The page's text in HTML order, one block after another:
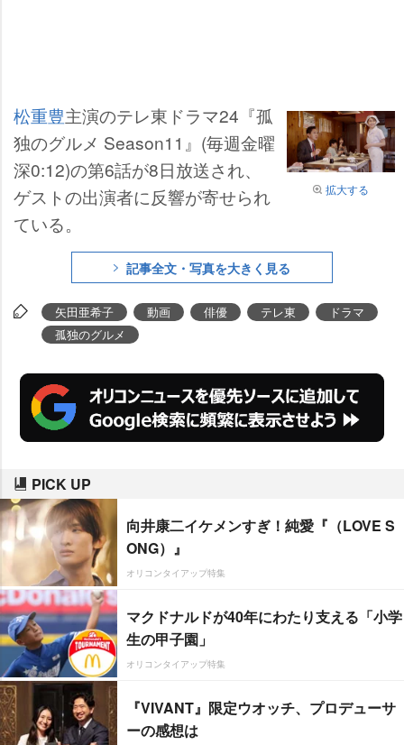
拡大する
松重豊主演のテレ東ドラマ24『孤
独のグルメ Season11』(毎週金曜
深0:12)の第6話が8日放送され、
ゲストの出演者に反響が寄せられ
ている。
記事全文・写真を大きく見る
矢田亜希子 動画 俳優 テレ東
ドラマ
孤独のグルメ
PICK UP
向井康二イケメンすぎ！純愛『（LOVE S
ONG）』
オリコンタイアップ特集
マクドナルドが40年にわたり支える「小学
生の甲子園」
オリコンタイアップ特集
『VIVANT』限定ウオッチ、プロデューサ
ーの感想は